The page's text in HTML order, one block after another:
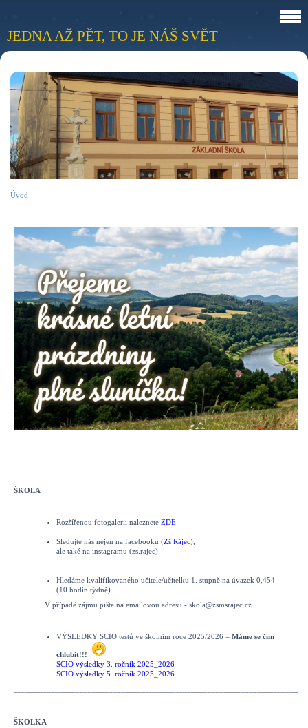
JEDNA AŽ PĚT, TO JE NÁŠ SVĚT
Úvod
ŠKOLA
Rozšířenou fotogalerii naleznete ZDE
Sledujte nás nejen na facebooku (Zš Rájec),
ale také na instagramu (zs.rajec)
Hledáme kvalifikovaného učitele/učitelku 1. stupně na úvazek 0,454
(10 hodin týdně).
V případě zájmu pište na emailovou adresu - skola@zsmsrajec.cz
VÝSLEDKY SCIO testů ve školním roce 2025/2026 = Máme se čím
chlubit!!!
SCIO výsledky 3. ročník 2025_2026
SCIO výsledky 5. ročník 2025_2026
ŠKOLKA